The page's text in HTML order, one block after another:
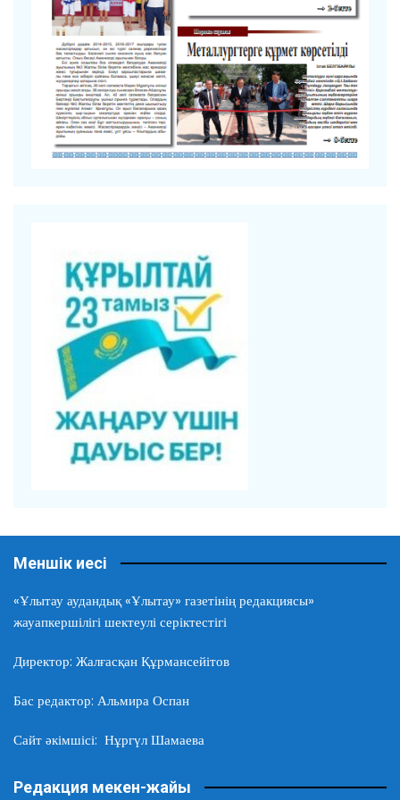
Меншік иесі
«Ұлытау аудандық «Ұлытау» газетінің редакциясы»
жауапкершілігі шектеулі серіктестігі
Директор: Жалғасқан Құрмансейітов
Бас редактор: Альмира Оспан
Сайт әкімшісі: Нұргүл Шамаева
Редакция мекен-жайы